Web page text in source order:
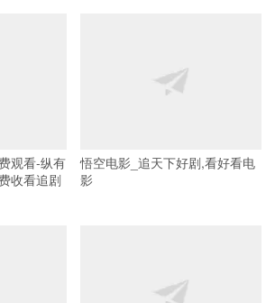
观看-纵有
收看追剧
悟空电影_追天下好剧,看好看电
影